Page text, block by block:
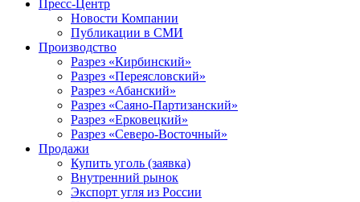
Пресс-Центр
Новости Компании
Публикации в СМИ
Производство
Разрез «Кирбинский»
Разрез «Переясловский»
Разрез «Абанский»
Разрез «Саяно-Партизанский»
Разрез «Ерковецкий»
Разрез «Северо-Восточный»
Продажи
Купить уголь (заявка)
Внутренний рынок
Экспорт угля из России